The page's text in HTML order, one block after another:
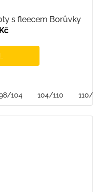
s fleecem Borůvky
104 104/110 110/116